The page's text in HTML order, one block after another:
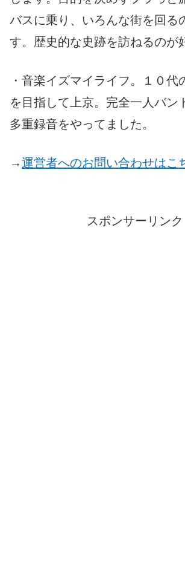
バスに乗り、いろんな街を回る
す。歴史的な史跡を訪ねるのが
・音楽イズマイライフ。１０代
を目指して上京。完全一人バン
多重録音をやってました。
→運営者へのお問い合わせはこ
スポンサーリンク